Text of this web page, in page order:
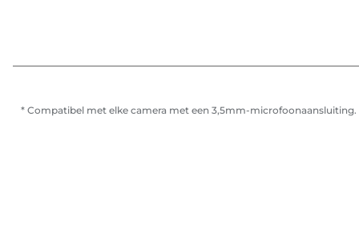
* Compatibel met elke camera met een 3,5mm-microfoonaansluiting.